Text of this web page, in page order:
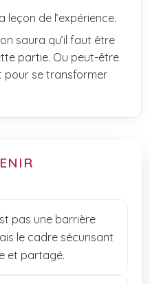
leçon de l’expérience.
saura qu’il faut être
partie. Ou peut-être
pour se transformer
pas une barrière
le cadre sécurisant
et partagé.